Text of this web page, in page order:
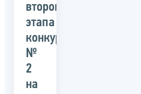
второго
этапа
конкурса
№
2
на